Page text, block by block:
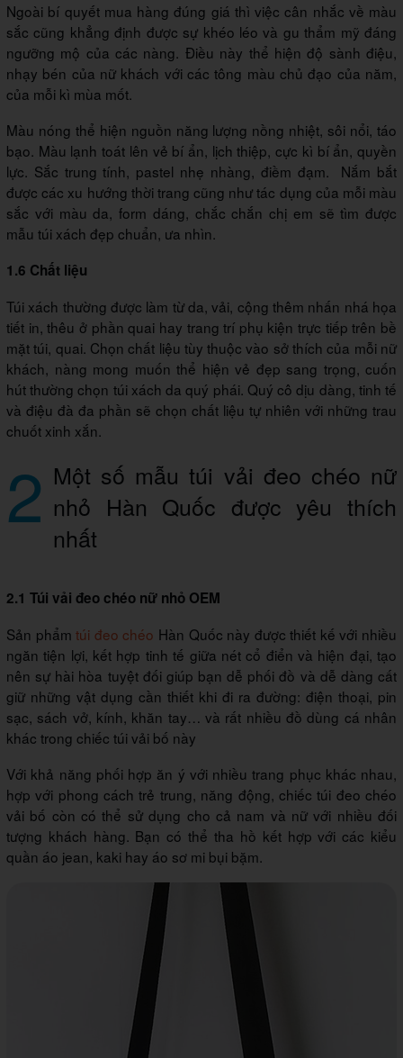
Ngoài bí quyết mua hàng đúng giá thì việc cân nhắc về màu
sắc cũng khẳng định được sự khéo léo và gu thẩm mỹ đáng
ngưỡng mộ của các nàng. Điều này thể hiện độ sành điệu,
nhạy bén của nữ khách với các tông màu chủ đạo của năm,
của mỗi kì mùa mốt.
Màu nóng thể hiện nguồn năng lượng nồng nhiệt, sôi nổi, táo
bạo. Màu lạnh toát lên vẻ bí ẩn, lịch thiệp, cực kì bí ẩn, quyền
lực. Sắc trung tính, pastel nhẹ nhàng, điềm đạm. Nắm bắt
được các xu hướng thời trang cũng như tác dụng của mỗi màu
sắc với màu da, form dáng, chắc chắn chị em sẽ tìm được
mẫu túi xách đẹp chuẩn, ưa nhìn.
1.6 Chất liệu
Túi xách thường được làm từ da, vải, cộng thêm nhấn nhá họa
tiết in, thêu ở phần quai hay trang trí phụ kiện trực tiếp trên bề
mặt túi, quai. Chọn chất liệu tùy thuộc vào sở thích của mỗi nữ
khách, nàng mong muốn thể hiện vẻ đẹp sang trọng, cuốn
hút thường chọn túi xách da quý phái. Quý cô dịu dàng, tinh tế
và điệu đà đa phần sẽ chọn chất liệu tự nhiên với những trau
chuốt xinh xắn.
2 Một số mẫu túi vải đeo chéo nữ
nhỏ Hàn Quốc được yêu thích
nhất
2.1 Túi vải đeo chéo nữ nhỏ OEM
Sản phẩmtúi đeo chéo Hàn Quốc này được thiết kế với nhiều
ngăn tiện lợi, kết hợp tinh tế giữa nét cổ điển và hiện đại, tạo
nên sự hài hòa tuyệt đối giúp bạn dễ phối đồ và dễ dàng cất
giữ những vật dụng cần thiết khi đi ra đường: điện thoại, pin
sạc, sách vở, kính, khăn tay… và rất nhiều đồ dùng cá nhân
khác trong chiếc túi vải bố này
Với khả năng phối hợp ăn ý với nhiều trang phục khác nhau,
hợp với phong cách trẻ trung, năng động, chiếc túi đeo chéo
vải bố còn có thể sử dụng cho cả nam và nữ với nhiều đối
tượng khách hàng. Bạn có thể tha hồ kết hợp với các kiểu
quần áo jean, kaki hay áo sơ mi bụi bặm.